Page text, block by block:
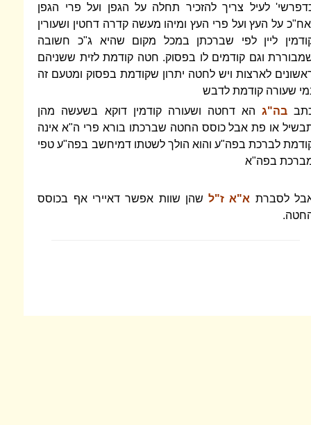
לעיל צריך להזכיר תחלה על הגפן ועל פרי הגפן
על העץ ועל פרי העץ ומיהו מעשה קדרה דחטין ושעורין
ליין לפי שברכתן במכל מקום שהיא ג"כ חשובה
וגם קודמים לו בפסוק. חטה קודמת לזית ששניהם
לארצות ויש לחטה יתרון שקודמת בפסוק ומטעם זה
שעורה קודמת לדבש
בה"ג הא דחטה ושעורה קודמין דוקא בשעשה מהן
או פת אבל כוסס החטה שברכתו בורא פרי ה"א אינה
לברכת בפה"ע והוא הולך לשטתו דמיחשב בפה"ע טפי
בפה"א
לסברת א"א ז"לשהן שוות אפשר דאיירי אף בכוסס